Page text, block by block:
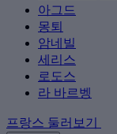
아그드
몽퇴
암네빌
세리스
로도스
라 바르벵
프랑스 둘러보기